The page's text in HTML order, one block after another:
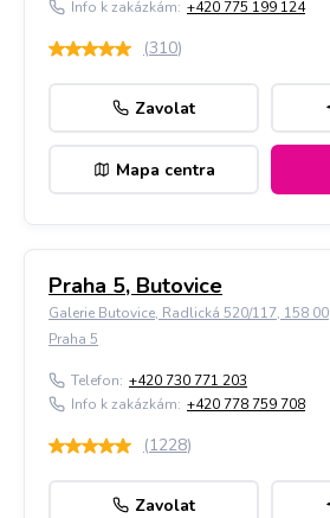
Info k zakázkám: +420 775 199 124
(310)
Zavolat
Mapa centra
Praha 5, Butovice
Galerie Butovice, Radlická 520/117, 158 00
Praha 5
Telefon: +420 730 771 203
Info k zakázkám: +420 778 759 708
(1228)
Zavolat